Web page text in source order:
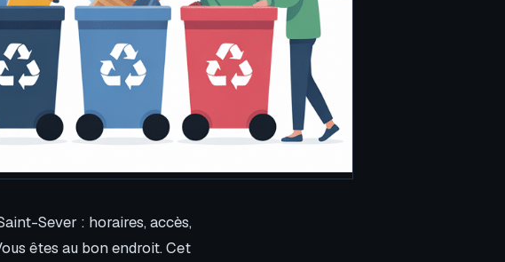
Sever : horaires, accès,
êtes au bon endroit. Cet